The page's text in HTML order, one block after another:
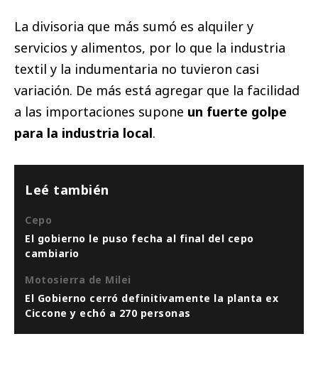
La divisoria que más sumó es alquiler y
servicios y alimentos, por lo que la industria
textil y la indumentaria no tuvieron casi
variación. De más está agregar que la facilidad
a las importaciones supone un fuerte golpe
para la industria local.
Leé también
Cepo
El gobierno le puso fecha al final del cepo
cambiario
Motosierra de Milei
El Gobierno cerró definitivamente la planta ex
Ciccone y echó a 270 personas